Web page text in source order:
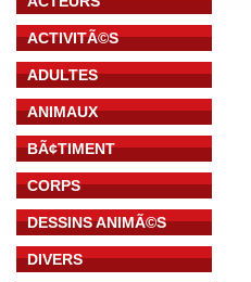
ACTIVITÃ©S
ADULTES
ANIMAUX
BÃ¢TIMENT
CORPS
DESSINS ANIMÃ©S
DIVERS